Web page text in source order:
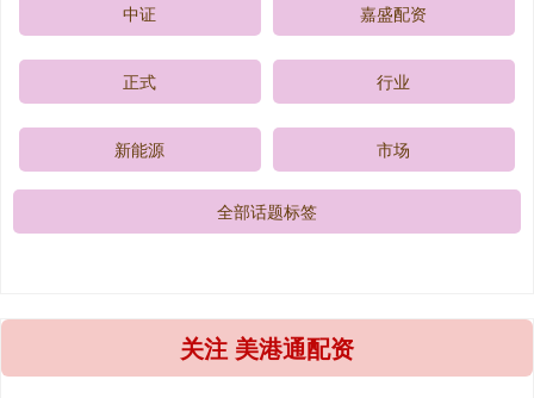
中证 嘉盛配资
正式 行业
新能源 市场
全部话题标签
关注 美港通配资